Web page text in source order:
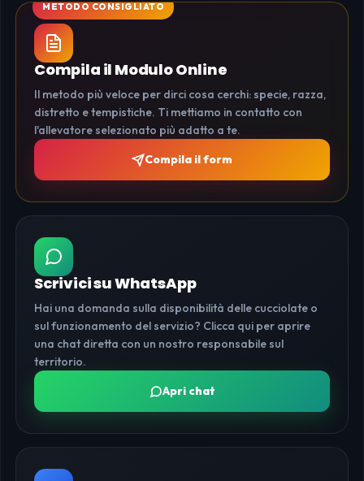
Compila il Modulo Online
Il metodo più veloce per dirci cosa cerchi: specie, razza,
distretto e tempistiche. Ti mettiamo in contatto con
l'allevatore selezionato più adatto a te.
Compila il form
Scrivici su WhatsApp
Hai una domanda sulla disponibilità delle cucciolate o
sul funzionamento del servizio? Clicca qui per aprire
una chat diretta con un nostro responsabile sul
territorio.
Apri chat